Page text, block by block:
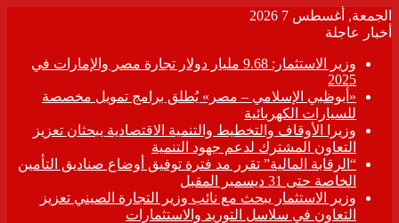
الجمعة, أغسطس 7 2026
أخبار عاجلة
وزير الاستثمار: 9.68 مليار دولار تجارة مصر والإمارات في
2025
«أبوظبي الإسلامي – مصر» يُطلق برامج تمويل مخصصة
للسيارات الكهربائية
وزيرا الأوقاف والتخطيط والتنمية الاقتصادية يبحثان تعزيز
التعاون المشترك لدعم جهود التنمية
“الرقابة المالية” تقرر مد فترة توفيق أوضاع صناديق التأمين
الخاصة حتى 31 ديسمبر المقبل
وزير الاستثمار يبحث مع نائب وزير التجارة الصيني تعزيز
التعاون في سلاسل التوريد والاستثمارات